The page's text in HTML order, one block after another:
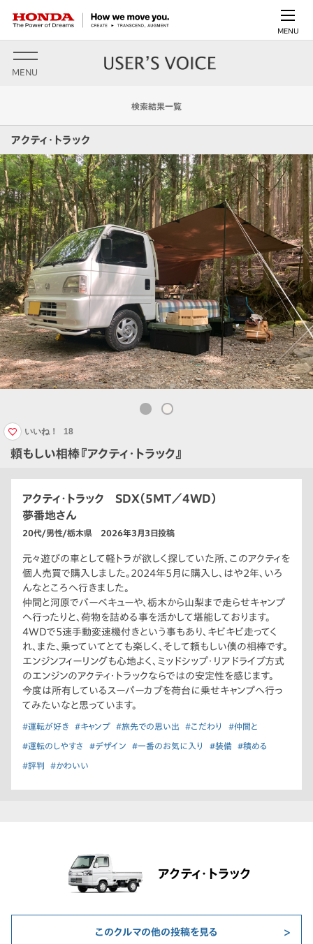
MENU
MENU
検索結果一覧
アクティ・トラック
頼もしい相棒『アクティ・トラック』
いいね！ 18
アクティ・トラック SDX（5MT／4WD）
夢番地さん
20代/男性/栃木県 2026年3月3日投稿
元々遊びの車として軽トラが欲しく探していた所、このアクティを
個人売買で購入しました。2024年5月に購入し、はや2年、いろ
んなところへ行きました。
仲間と河原でバーベキューや、栃木から山梨まで走らせキャンプ
へ行ったりと、荷物を詰める事を活かして堪能しております。
4WDで5速手動変速機付きという事もあり、キビキビ走ってく
れ、また、乗っていてとても楽しく、そして頼もしい僕の相棒です。
エンジンフィーリングも心地よく、ミッドシップ・リアドライブ方式
のエンジンのアクティ・トラックならではの安定性を感じます。
今度は所有しているスーパーカブを荷台に乗せキャンプへ行っ
てみたいなと思っています。
#運転が好き #キャンプ #旅先での思い出 #こだわり #仲間と
#運転のしやすさ #デザイン #一番のお気に入り #装備 #積める
#評判 #かわいい
アクティ・トラック
このクルマの他の投稿を見る